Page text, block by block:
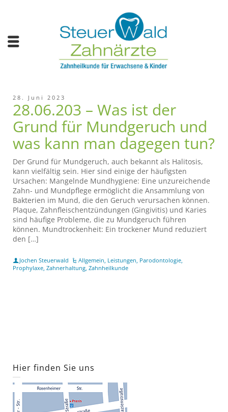
28. Juni 2023
28.06.203 – Was ist der
Grund für Mundgeruch und
was kann man dagegen tun?
Der Grund für Mundgeruch, auch bekannt als Halitosis,
kann vielfältig sein. Hier sind einige der häufigsten
Ursachen: Mangelnde Mundhygiene: Eine unzureichende
Zahn- und Mundpflege ermöglicht die Ansammlung von
Bakterien im Mund, die den Geruch verursachen können.
Plaque, Zahnfleischentzündungen (Gingivitis) und Karies
sind häufige Probleme, die zu Mundgeruch führen
können. Mundtrockenheit: Ein trockener Mund reduziert
den […]
Jochen Steuerwald Allgemein, Leistungen, Parodontologie,
Prophylaxe, Zahnerhaltung, Zahnheilkunde
Hier finden Sie uns